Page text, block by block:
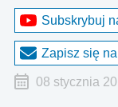
Subskrybuj
Zapisz się
08 stycznia